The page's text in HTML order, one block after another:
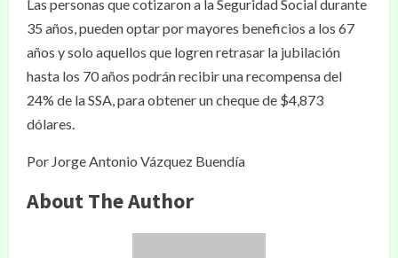
Las personas que cotizaron a la Seguridad Social durante
35 años, pueden optar por mayores beneficios a los 67
años y solo aquellos que logren retrasar la jubilación
hasta los 70 años podrán recibir una recompensa del
24% de la SSA, para obtener un cheque de $4,873
dólares.
Por Jorge Antonio Vázquez Buendía
About The Author